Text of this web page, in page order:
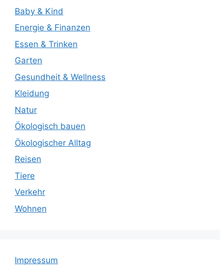
Baby & Kind
Energie & Finanzen
Essen & Trinken
Garten
Gesundheit & Wellness
Kleidung
Natur
Ökologisch bauen
Ökologischer Alltag
Reisen
Tiere
Verkehr
Wohnen
Impressum